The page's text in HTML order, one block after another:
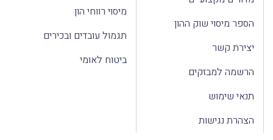
הספר מיסוי שוק ההון
יצירת קשר
הרשמה למבזקים
תנאי שימוש
הצהרת נגישות
מיסוי רווחי הון
תגמול עובדים ובכירים
ביטוח לאומי